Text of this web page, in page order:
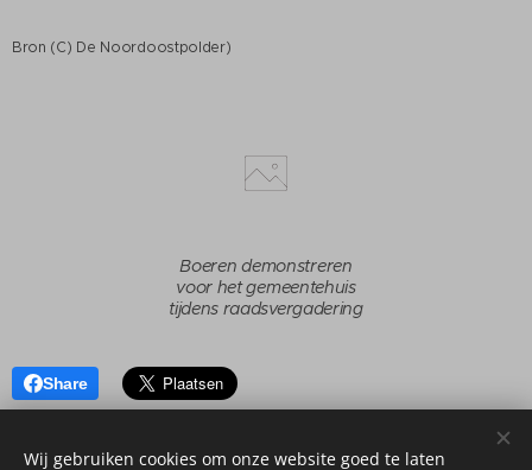
Bron (C) De Noordoostpolder)
Boeren demonstreren
voor het gemeentehuis
tijdens raadsvergadering
Share
Wij gebruiken cookies om onze website goed te laten